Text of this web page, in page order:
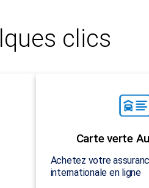
clics
Carte verte
Achetez votre
internationale en ligne